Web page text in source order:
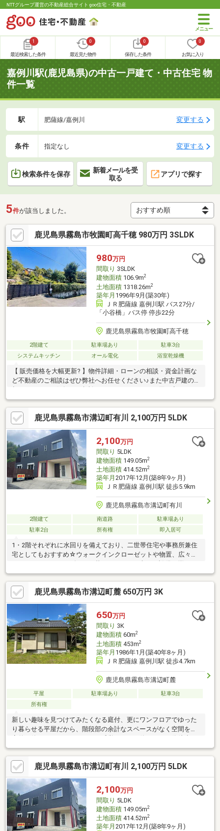
NTTグループ運営の不動産総合サイト goo住宅・不動産
1
最近検索した条件
0
最近見た物件
0
保存した条件
0
お気に入り
嘉例川駅(鹿児島県)の中古一戸建て・中古住宅 物
件一覧
駅 肥薩線/嘉例川 変更する
条件 指定なし 変更する
検索条件を保存
新着メールを受
取る
アプリで探す
5件が該当しました。
鹿児島県霧島市牧園町高千穂 980万円 3SLDK
980万円
間取り 3SLDK
建物面積106.9m2
土地面積1318.26m2
築年月 1996年9月(築30年)
ＪＲ肥薩線 嘉例川駅 バス27分/
「小谷橋」バス停 停歩22分
鹿児島県霧島市牧園町高千穂
2階建て 駐車場あり
駐車3台
システムキッチン
オール電化 浴室乾燥機
【 販売価格を大幅更新? 】物件詳細・ローンの相談・資金計画な
ど不動産のご相談はぜひ弊社へお任せください♪また中古戸建の売
待ちしております。
鹿児島県霧島市溝辺町有川 2,100万円 5LDK
2,100万円
間取り 5LDK
建物面積149.05m2
土地面積414.52m2
築年月 2017年12月(築8年9ヶ月)
ＪＲ肥薩線 嘉例川駅 徒歩5.9km
鹿児島県霧島市溝辺町有川
2階建て 南道路
駐車場あり
駐車2台
所有権 即入居可
1・2階それぞれに水回りを備えており、二世帯住宅や事務所兼住
宅としてもおすすめ☆ウォークインクローゼットや物置、広々と
います。土砂災害警戒区域内（一部）
鹿児島県霧島市溝辺町麓 650万円 3K
650万円
間取り 3K
建物面積60m2
土地面積453m2
築年月 1986年1月(築40年8ヶ月)
ＪＲ肥薩線 嘉例川駅 徒歩4.7km
鹿児島県霧島市溝辺町麓
平屋 駐車場あり
駐車3台
所有権
新しい趣味を見つけてみたくなる庭付、更にワンフロアでゆった
り暮らせる平屋だから、階段部の余計なスペースがなく空間を効
分以内立地の物件で、その上出窓分だけお部屋に奥行きが生まれ
ています。ちなみにプロパンガス仕様です。家族が帰宅を焦がれ
る３Ｋ。実際の空間をご自身で体感ください。
鹿児島県霧島市溝辺町有川 2,100万円 5LDK
2,100万円
間取り 5LDK
建物面積149.05m2
土地面積414.52m2
築年月 2017年12月(築8年9ヶ月)